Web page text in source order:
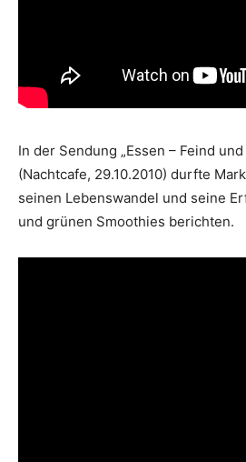
In der Sendung „Essen – Feind
(Nachtcafe, 29.10.2010) durfte
seinen Lebenswandel und seine
und grünen Smoothies berichten.